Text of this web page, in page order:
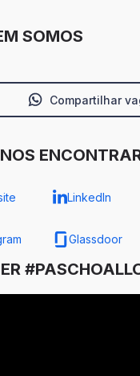
SOMOS
Compartilhar
LinkedIn
Glassdoor